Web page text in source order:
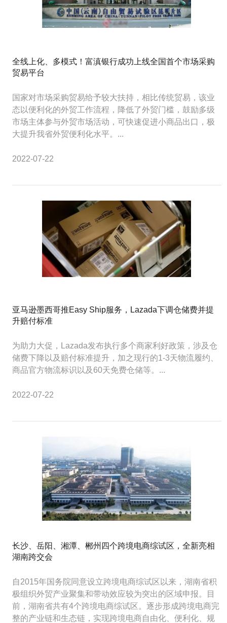
全线上化、多模式！富滇银行成功上线全国首个市场采购
贸易平台
国家对市场采购贸易给予较大扶持，相比传统贸易，该业
态以便利化的外贸工作流程，降低了外贸门槛，鼓励多级
市场主体参与外贸市场活动，可快速促进小商品出口，极
大提升我省外贸便利化水平。...
2022-07-22
亚马逊墨西哥推Easy Ship服务，Lazada下调仓储费并提
升赔付标准
为助力大促，Lazada发布执行多个商家利好政策，涉及仓
储费下降以及赔付标准提升，加之现行的1-3天物流履约、
商品官方物流标识以及60天免费仓储等。...
2022-07-22
长沙、岳阳、湘潭、郴州四个跨境电商综试区，全新亮相
湖南跨交会
自2015年国务院同意设立跨境电商综试区以来，湖南省积
极组织外贸产业聚集和带动效应较为突出的区域申报。目
前，湖南省共有4个跨境电商综试区。逐步形成跨境电商完
整的产业链和生态链，实现跨境电商自由化、便利化、规